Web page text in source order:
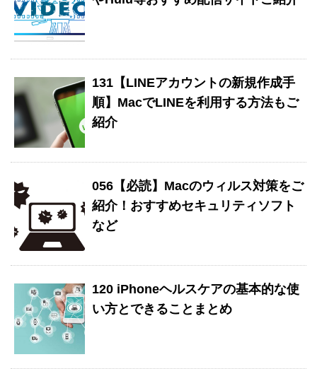
131【LINEアカウントの新規作成手
順】MacでLINEを利用する方法もご
紹介
056【必読】Macのウィルス対策をご
紹介！おすすめセキュリティソフト
など
120 iPhoneヘルスケアの基本的な使
い方とできることまとめ